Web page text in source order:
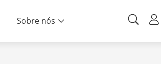
Sobre nós